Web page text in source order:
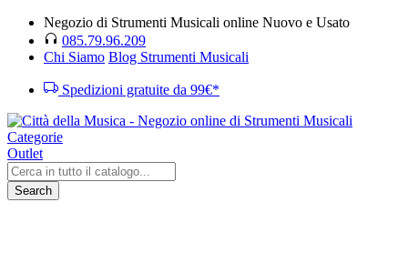
Negozio di Strumenti Musicali online Nuovo e Usato
085.79.96.209
Chi Siamo Blog Strumenti Musicali
Spedizioni gratuite da 99€*
Categorie
Outlet
Search